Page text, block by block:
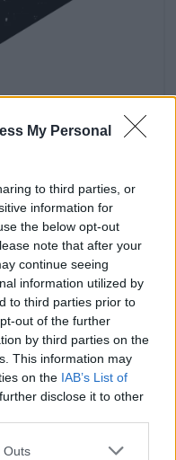
My Personal
to third parties, or
information for
the below opt-out
note that after your
continue seeing
information utilized by
to third parties prior to
out of the further
by third parties on the
This information may
on the IAB’s List of
disclose it to other
Outs